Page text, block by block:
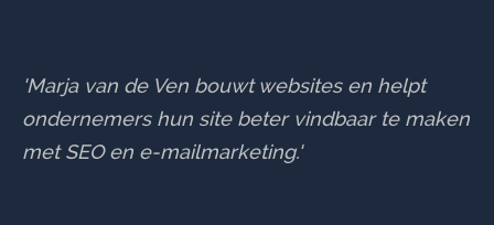
'Marja van de Ven bouwt websites en helpt
ondernemers hun site beter vindbaar te maken
met SEO en e-mailmarketing.'